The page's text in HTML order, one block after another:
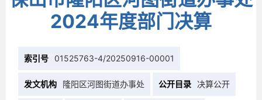
2024年度部门决算
索引号 01525763-4/20250916-00001
发文机构 隆阳区河图街道办事处 公开目录 决算公开